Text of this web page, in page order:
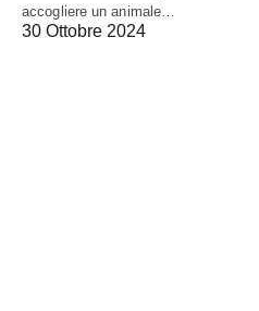
accogliere un animale…
30 Ottobre 2024